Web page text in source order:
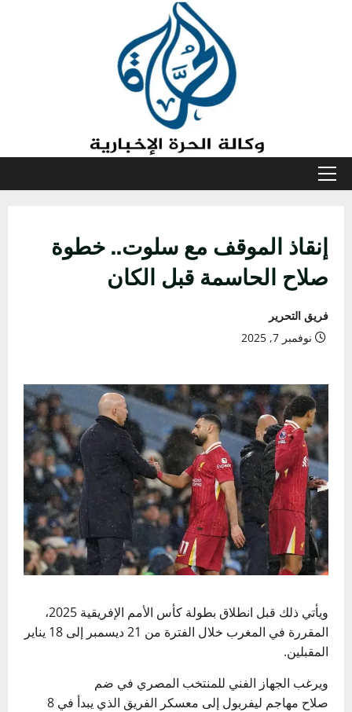
القائمة
إنقاذ الموقف مع سلوت.. خطوة
صلاح الحاسمة قبل الكان
فريق التحرير
نوفمبر 7, 2025
ويأتي ذلك قبل انطلاق بطولة كأس الأمم الإفريقية 2025،
المقررة في المغرب خلال الفترة من 21 ديسمبر إلى 18 يناير
المقبلين.
ويرغب الجهاز الفني للمنتخب المصري في ضم
صلاح مهاجم ليفربول إلى معسكر الفريق الذي يبدأ في 8